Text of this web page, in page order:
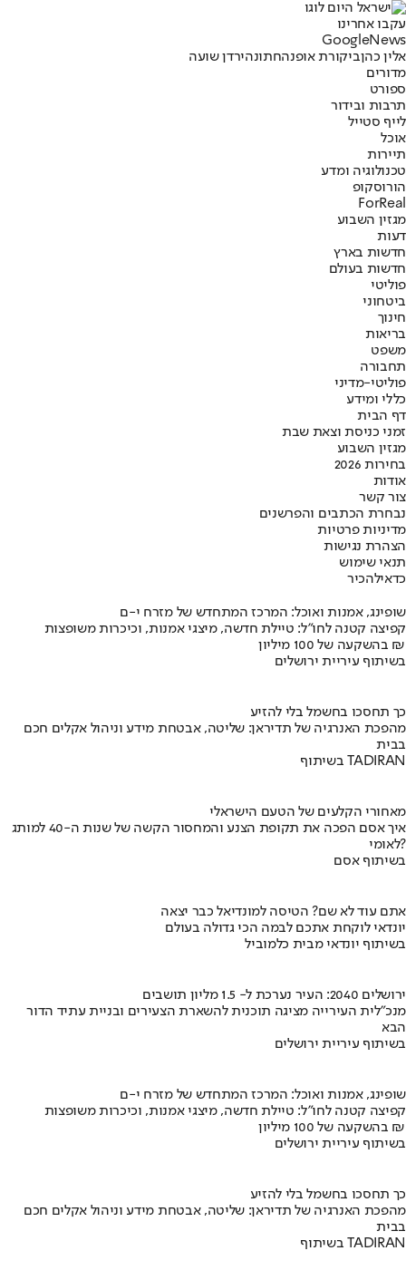
עקבו אחרינו
Googl eNews
אלין כהןביקורת אופנהחתונהירדן שועה
מדורים
ספורט
תרבות ובידור
לייף סטייל
אוכל
תיירות
טכנולוגיה ומדע
הורוסקופ
ForReal
מגזין השבוע
דעות
חדשות בארץ
חדשות בעולם
פוליטי
ביטחוני
חינוך
בריאות
משפט
תחבורה
פוליטי-מדיני
כללי ומידע
דף הבית
זמני כניסת וצאת שבת
מגזין השבוע
בחירות 2026
אודות
צור קשר
נבחרת הכתבים והפרשנים
מדיניות פרטיות
הצהרת נגישות
תנאי שימוש
כדאילהכיר
שופינג, אמנות ואוכל: המרכז המתחדש של מזרח י-ם
קפיצה קטנה לחו"ל: טיילת חדשה, מיצגי אמנות, וכיכרות משופצות
בהשקעה של 100 מיליון ₪
בשיתוף עיריית ירושלים
כך תחסכו בחשמל בלי להזיע
מהפכת האנרגיה של תדיראן: שליטה, אבטחת מידע וניהול אקלים חכם
בבית
בשיתוף TADIRAN
מאחורי הקלעים של הטעם הישראלי
איך אסם הפכה את תקופת הצנע והמחסור הקשה של שנות ה-40 למותג
לאומי?
בשיתוף אסם
אתם עוד לא שם? הטיסה למונדיאל כבר יצאה
יונדאי לוקחת אתכם לבמה הכי גדולה בעולם
בשיתוף יונדאי מבית כלמוביל
ירושלים 2040: העיר נערכת ל- 1.5 מליון תושבים
מנכ"לית העירייה מציגה תוכנית להשארת הצעירים ובניית עתיד הדור
הבא
בשיתוף עיריית ירושלים
שופינג, אמנות ואוכל: המרכז המתחדש של מזרח י-ם
קפיצה קטנה לחו"ל: טיילת חדשה, מיצגי אמנות, וכיכרות משופצות
בהשקעה של 100 מיליון ₪
בשיתוף עיריית ירושלים
כך תחסכו בחשמל בלי להזיע
מהפכת האנרגיה של תדיראן: שליטה, אבטחת מידע וניהול אקלים חכם
בבית
בשיתוף TADIRAN